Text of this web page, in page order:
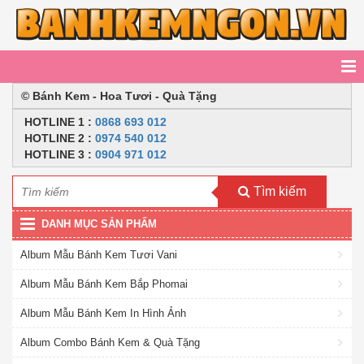
© Bánh Kem - Hoa Tươi - Quà Tặng
HOTLINE 1 : 0868 693 012
HOTLINE 2 : 0974 540 012
HOTLINE 3 : 0904 971 012
Tìm kiếm
DANH MỤC SẢN PHẨM
Album Mẫu Bánh Kem Tươi Vani
Album Mẫu Bánh Kem Bắp Phomai
Album Mẫu Bánh Kem In Hình Ảnh
Album Combo Bánh Kem & Quà Tặng